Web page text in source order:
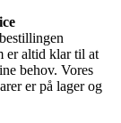
er altid klar til at
behov. Vores
er på lager og